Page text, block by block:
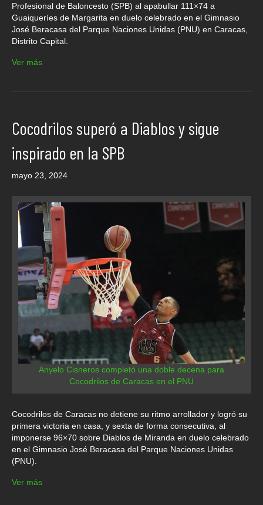
Profesional de Baloncesto (SPB) al apabullar 111×74 a
Guaiqueríes de Margarita en duelo celebrado en el Gimnasio
José Beracasa del Parque Naciones Unidas (PNU) en Caracas,
Distrito Capital.
Ver más
Cocodrilos superó a Diablos y sigue
inspirado en la SPB
mayo 23, 2024
Anyelo Cisneros completó una doble decena para
Cocodrilos de Caracas en el PNU
Cocodrilos de Caracas no detiene su ritmo arrollador y logró su
primera victoria en casa, y sexta de forma consecutiva, al
imponerse 96×70 sobre Diablos de Miranda en duelo celebrado
en el Gimnasio José Beracasa del Parque Naciones Unidas
(PNU).
Ver más